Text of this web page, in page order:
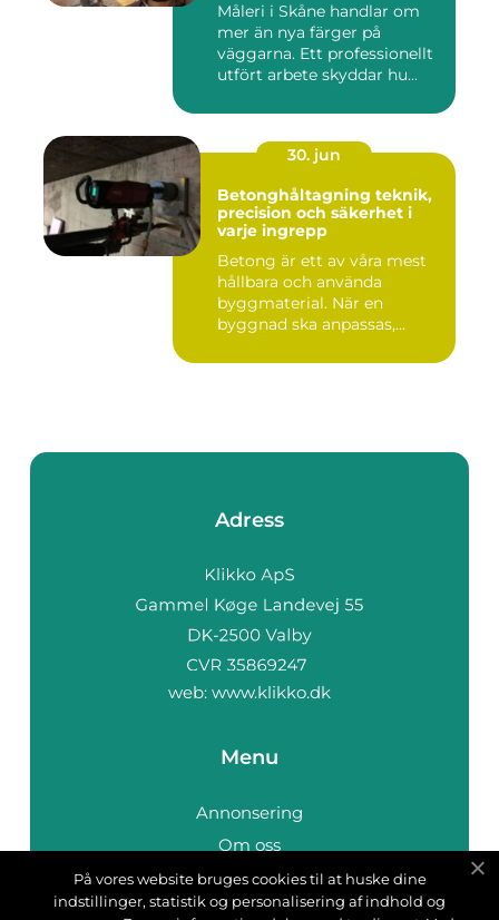
Måleri i Skåne handlar om
mer än nya färger på
väggarna. Ett professionellt
utfört arbete skyddar hu...
30. jun
Betonghåltagning teknik,
precision och säkerhet i
varje ingrepp
Betong är ett av våra mest
hållbara och använda
byggmaterial. När en
byggnad ska anpassas,
Adress
web: www.klikko.dk
Menu
Annonsering
Om oss
Cookies
Kontakta oss
På vores website bruges cookies til at huske dine
indstillinger, statistik og personalisering af indhold og